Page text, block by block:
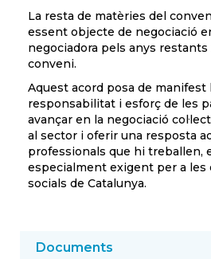
La resta de matèries del
essent objecte de negociació
negociadora pels anys
conveni.
Aquest acord posa de manifest
responsabilitat i esforç de les
avançar en la negociació
al sector i oferir una resposta
professionals que hi treballen,
especialment exigent per a
socials de Catalunya.
Documents